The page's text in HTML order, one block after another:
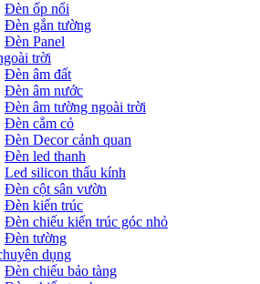
Đèn ốp nổi
Đèn gắn tường
Đèn Panel
trời
Đèn âm đất
Đèn âm nước
Đèn âm tường ngoài trời
Đèn cắm cỏ
Đèn Decor cảnh quan
Đèn led thanh
Led silicon thấu kính
Đèn cột sân vườn
Đèn kiến trúc
Đèn chiếu kiến trúc góc nhỏ
Đèn tường
dụng
Đèn chiếu bảo tàng